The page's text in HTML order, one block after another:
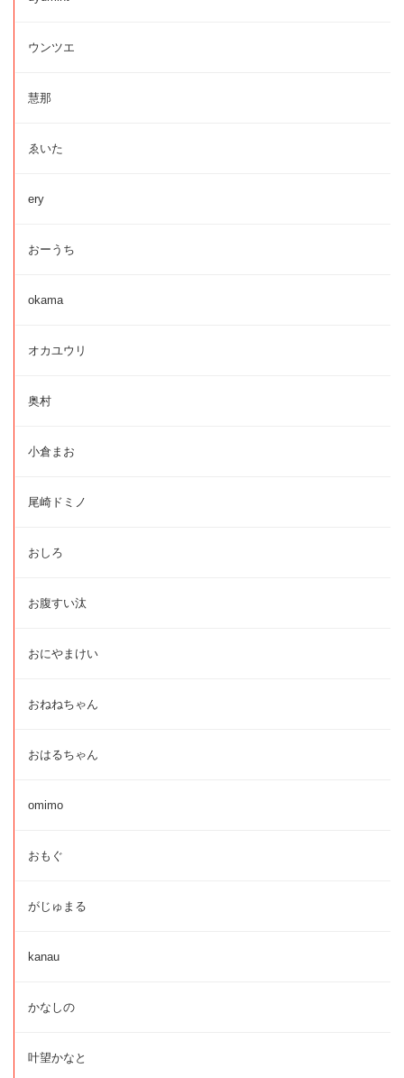
ウンツエ
慧那
ゑいた
ery
おーうち
okama
オカユウリ
奥村
小倉まお
尾崎ドミノ
おしろ
お腹すい汰
おにやまけい
おねねちゃん
おはるちゃん
omimo
おもぐ
がじゅまる
kanau
かなしの
叶望かなと